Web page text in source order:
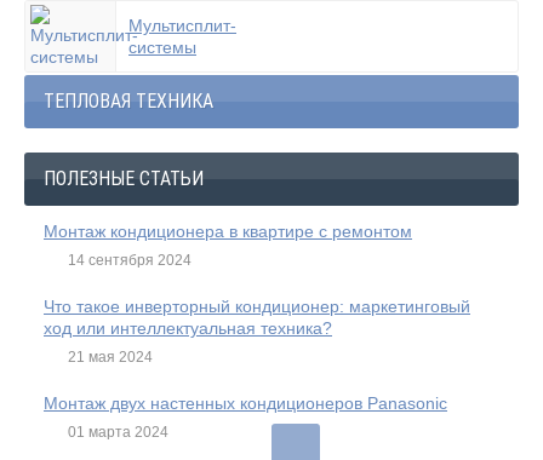
Мультисплит-
системы
ТЕПЛОВАЯ ТЕХНИКА
ПОЛЕЗНЫЕ СТАТЬИ
Монтаж кондиционера в квартире с ремонтом
14 сентября 2024
Что такое инверторный кондиционер: маркетинговый
ход или интеллектуальная техника?
21 мая 2024
Монтаж двух настенных кондиционеров Panasonic
01 марта 2024